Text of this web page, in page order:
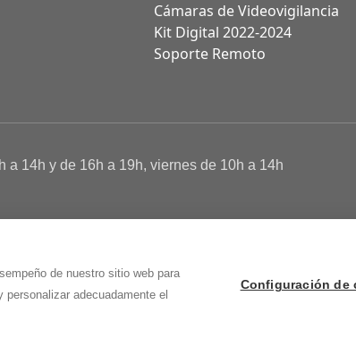
de nuestro sitio web para
adecuadamente el
Configuración de
Cámaras de Videovigilancia
Kit Digital 2022-2024
Soporte Remoto
a 14h y de 16h a 19h, viernes de 10h a 14h